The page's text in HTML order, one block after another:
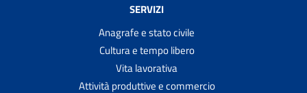
SERVIZI
Anagrafe e stato civile
Cultura e tempo libero
Vita lavorativa
Attività produttive e commercio